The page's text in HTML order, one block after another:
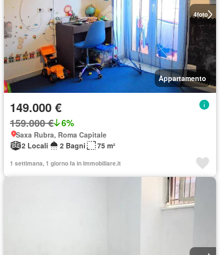
4foto
Appartamento
149.000 €
159.000 € 6%
Saxa Rubra, Roma Capitale
2 Locali
2 Bagni 75 m²
1 settimana, 1 giorno fa in Immobiliare.it